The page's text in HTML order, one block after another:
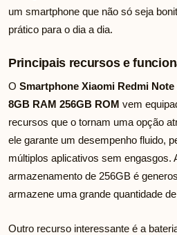
um smartphone que não só seja
prático para o dia a dia.
Principais recursos e
O Smartphone Xiaomi Redmi
8GB RAM 256GB ROM vem
recursos que o tornam uma opção
ele garante um desempenho fluido,
múltiplos aplicativos sem engasgos.
armazenamento de 256GB é
armazene uma grande quantidade
Outro recurso interessante é a